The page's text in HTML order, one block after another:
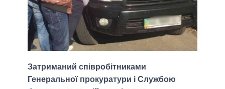
Затриманий співробітниками
Генеральної прокуратури і Службою